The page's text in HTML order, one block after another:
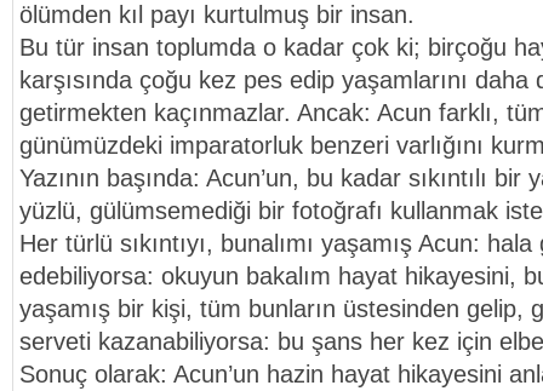
ölümden kıl payı kurtulmuş bir insan.
Bu tür insan toplumda o kadar çok ki; birçoğu
karşısında çoğu kez pes edip yaşamlarını
getirmekten kaçınmazlar. Ancak: Acun farklı,
günümüzdeki imparatorluk benzeri varlığını
Yazının başında: Acun’un, bu kadar sıkıntılı bir
yüzlü, gülümsemediği bir fotoğrafı kullanmak
Her türlü sıkıntıyı, bunalımı yaşamış Acun:
edebiliyorsa: okuyun bakalım hayat hikayesini,
yaşamış bir kişi, tüm bunların üstesinden gelip,
serveti kazanabiliyorsa: bu şans her kez için
Sonuç olarak: Acun’un hazin hayat hikayesini